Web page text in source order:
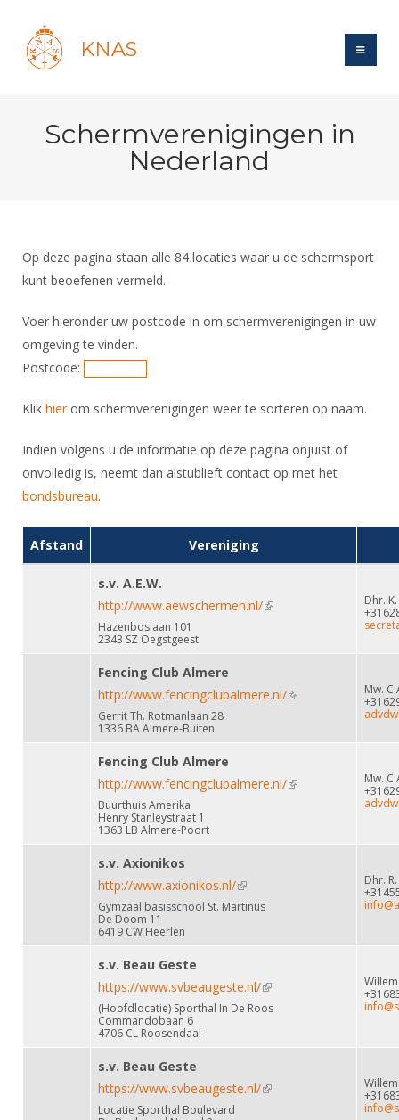
KNAS
Login
Forums
Evenement
Website
Handleiding
Historie
Bond
Tarieven
Sponsors en Partners
Organisatie
Bestuur
Commissies
Leden van Verdiensten
Bondsbureau
Contact
Medewerkers
Samenwerking
Alle Verenigingen
Verenigingsondersteuning
Witte Vlekkenplan
Oprichting Vereniging
Overschrijven leden
Recreatiesport
Lichtzwaardschermen
Inschrijven
Reglementen
Schermpaspoort
Rolstoelschermen
Wedstrijdkalender
KNAS Keurmerk
Veteranenwedstrijden
Wedstrijdorganisatie
Aanvragen van scheidsrechters
Scheidsrechterslijst
Import inschrijvingen uit Nahouw
Verwerk wedstrijduitslagen
NK organiseren
Promotie en logo
Wat is topsport
Nieuws
NK's
Oranje
DBT
SBT
Talentontwikkeling
Atletencommissie
Internationale Titeltoernooien
Internationale aanmeldingen
Informatie
Spreekbeurtpakket
Ouders en vereniging
Voor coaches en leraren
Nationale opleidingen
Voor scheidsrechters
Scheidsrechter Documentatie
Tuchtzaken
Forums
Schermforum
Nieuws
Zoek Vereniging
Contact
Schermverenigingen in
Nederland
Op deze pagina staan alle 84 locaties waar u de schermsport
kunt beoefenen vermeld.
Voer hieronder uw postcode in om schermverenigingen in uw
omgeving te vinden.
Postcode:
Klik hier om schermverenigingen weer te sorteren op naam.
Indien volgens u de informatie op deze pagina onjuist of
onvolledig is, neemt dan alstublieft contact op met het
bondsbureau.
Afstand Vereniging
s.v. A.E.W.
http://www.aewschermen.nl/(link is external)
Hazenboslaan 101
2343 SZ Oegstgeest
Dhr.
Fencing Club Almere
http://www.fencingclubalmere.nl/(link is external)
Gerrit Th. Rotmanlaan 28
1336 BA Almere-Buiten
Mw.
Fencing Club Almere
http://www.fencingclubalmere.nl/(link is external)
Buurthuis Amerika
Henry Stanleystraat 1
1363 LB Almere-Poort
Mw.
s.v. Axionikos
http://www.axionikos.nl/(link is external)
Gymzaal basisschool St. Martinus
De Doom 11
6419 CW Heerlen
Dhr.
s.v. Beau Geste
https://www.svbeaugeste.nl/(link is external)
(Hoofdlocatie) Sporthal In De Roos
Commandobaan 6
4706 CL Roosendaal
s.v. Beau Geste
https://www.svbeaugeste.nl/(link is external)
Locatie Sporthal Boulevard